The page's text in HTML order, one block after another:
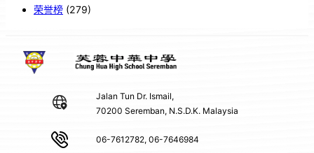
荣誉榜 (279)
Jalan Tun Dr. Ismail,
70200 Seremban, N.S.D.K. Malaysia
06-7612782, 06-7646984